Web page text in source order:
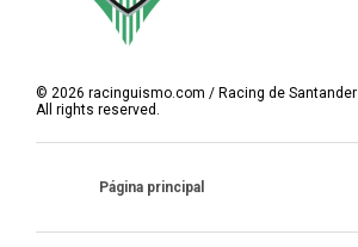
© 2026 racinguismo.com / Racing de Santander
All rights reserved.
Página principal